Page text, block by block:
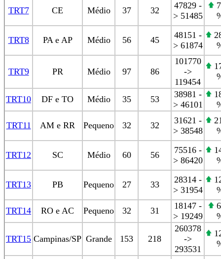
TRT7 CE Médio 37 32
47829 -
> 51485
TRT8 PA e AP Médio 56 45
48151 -
> 61874
TRT9 PR Médio 97 86
101770
->
119454
TRT10 DF e TO Médio 35 53
38981 -
> 46101
TRT11 AM e RR Pequeno 32 32
31621 -
> 38548
TRT12 SC Médio 60 56
75516 -
> 86420
TRT13 PB Pequeno 27 33
28314 -
> 31954
TRT14 RO e AC Pequeno 32 31
18147 -
> 19249
TRT15 Campinas/SP Grande 153 218
260378
->
293531